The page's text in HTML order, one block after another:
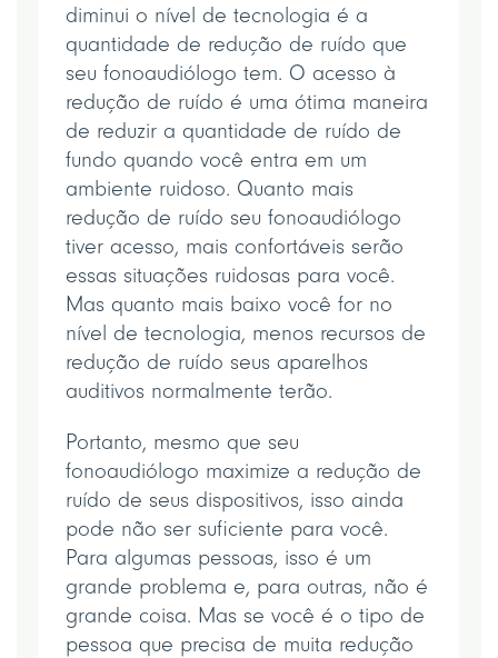
diminui o nível de tecnologia é a
quantidade de redução de ruído que
seu fonoaudiólogo tem. O acesso à
redução de ruído é uma ótima maneira
de reduzir a quantidade de ruído de
fundo quando você entra em um
ambiente ruidoso. Quanto mais
redução de ruído seu fonoaudiólogo
tiver acesso, mais confortáveis serão
essas situações ruidosas para você.
Mas quanto mais baixo você for no
nível de tecnologia, menos recursos de
redução de ruído seus aparelhos
auditivos normalmente terão.
Portanto, mesmo que seu
fonoaudiólogo maximize a redução de
ruído de seus dispositivos, isso ainda
pode não ser suficiente para você.
Para algumas pessoas, isso é um
grande problema e, para outras, não é
grande coisa. Mas se você é o tipo de
pessoa que precisa de muita redução